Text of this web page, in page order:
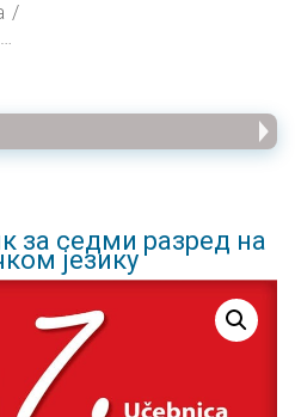
Физика 7, уџбеник за седми разред на словачком језику
за седми разред на
језику